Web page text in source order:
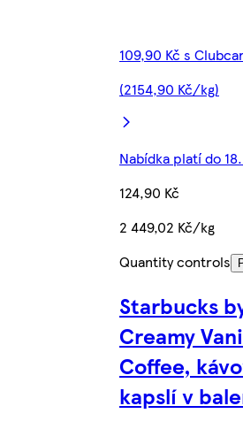
109,90 Kč s
(2154,90 Kč/kg)
Nabídka platí do
124,90 Kč
2 449,02 Kč/kg
Quantity controls
Starbucks
Creamy
Coffee,
kapslí v